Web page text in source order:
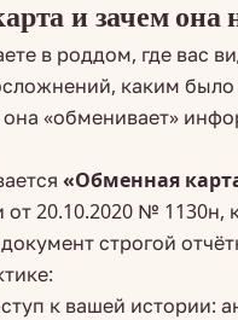
и зачем она
в роддом, где вас
каким
«обменивает»
«Обменная
20.10.2020 № 1130н,
строгой
к вашей истории: